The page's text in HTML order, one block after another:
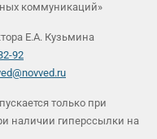
коммуникаций»
Е.А. Кузьмина
92
только при
наличии гиперссылки на